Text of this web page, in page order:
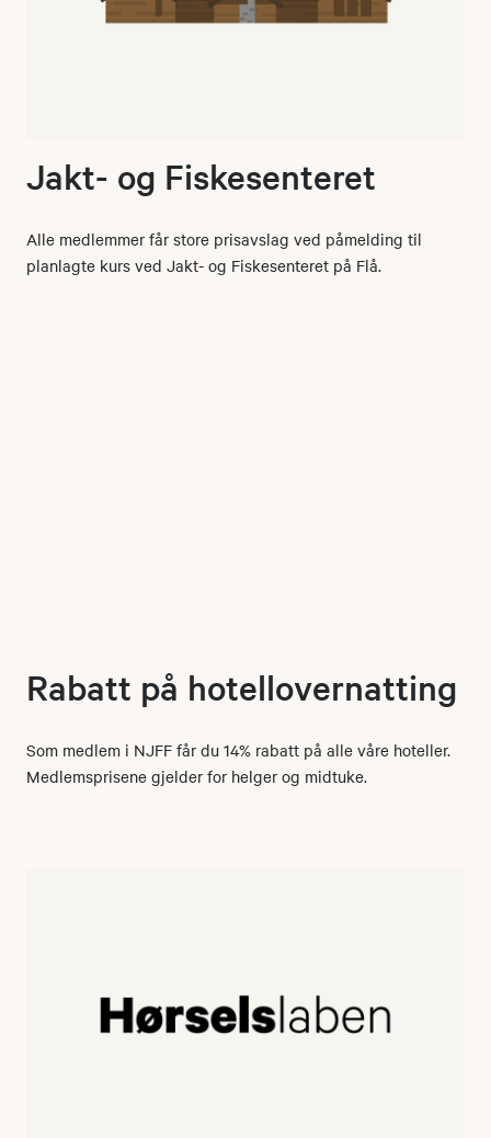
Jakt- og Fiskesenteret
Alle medlemmer får store prisavslag ved påmelding til
planlagte kurs ved Jakt- og Fiskesenteret på Flå.
Rabatt på hotellovernatting
Som medlem i NJFF får du 14% rabatt på alle våre hoteller.
Medlemsprisene gjelder for helger og midtuke.